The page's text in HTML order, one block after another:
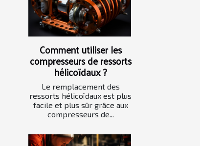
Comment utiliser les
compresseurs de ressorts
hélicoïdaux ?
Le remplacement des
ressorts hélicoïdaux est plus
facile et plus sûr grâce aux
compresseurs de...